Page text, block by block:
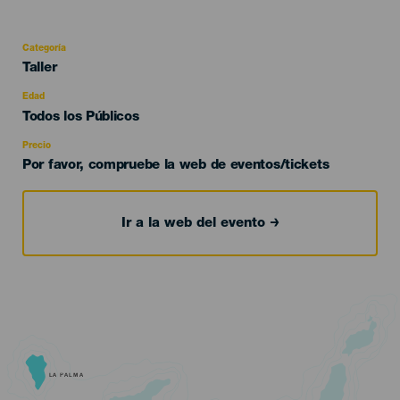
Categoría
Categoría
evento
Taller
Edad
Edad
Todos los Públicos
Precio
Por favor, compruebe la web de eventos/tickets
Ir a la web del evento
LA PALMA